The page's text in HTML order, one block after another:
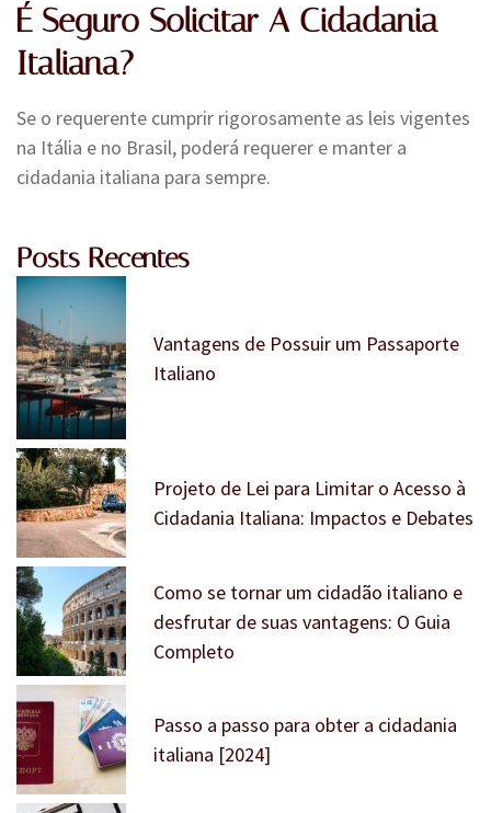
É Seguro Solicitar A Cidadania
Italiana?
Se o requerente cumprir rigorosamente as leis vigentes
na Itália e no Brasil, poderá requerer e manter a
cidadania italiana para sempre.
Posts Recentes
Vantagens de Possuir um Passaporte
Italiano
Projeto de Lei para Limitar o Acesso à
Cidadania Italiana: Impactos e Debates
Como se tornar um cidadão italiano e
desfrutar de suas vantagens: O Guia
Completo
Passo a passo para obter a cidadania
italiana [2024]